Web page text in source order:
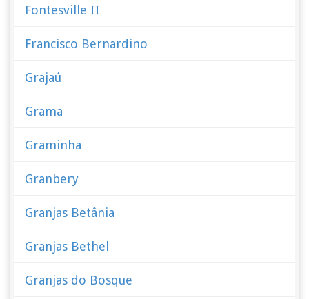
Fontesville II
Francisco Bernardino
Grajaú
Grama
Graminha
Granbery
Granjas Betânia
Granjas Bethel
Granjas do Bosque